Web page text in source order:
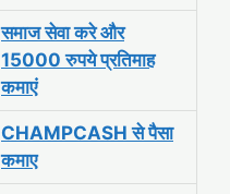
समाज सेवा करे और
15000 रुपये प्रतिमाह
कमाएं
CHAMPCASH से पैसा
कमाए